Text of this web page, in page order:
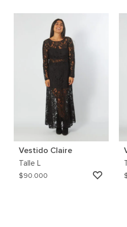
Vestido Claire
Talle L
$90.000